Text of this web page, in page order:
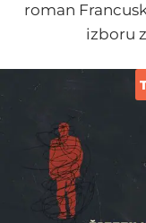
roman
izboru